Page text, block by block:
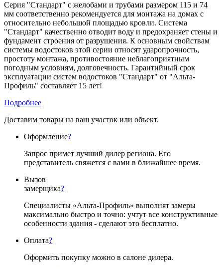
Серия "Стандарт" с желобами и трубами размером 115 и 74
мм соответственно рекомендуется для монтажа на домах с
относительно небольшой площадью кровли. Система
"Стандарт" качественно отводит воду и предохраняет стены и
фундамент строения от разрушения. К основным свойствам
системы водостоков этой серии относят ударопрочность,
простоту монтажа, противостояние неблагоприятным
погодным условиям, долговечность. Гарантийный срок
эксплуатации систем водостоков "Стандарт" от "Альта-
Профиль" составляет 15 лет!
Подробнее
Доставим товары на ваш участок или объект.
Оформление?
Запрос примет лучший дилер региона. Его
представитель свяжется с вами в ближайшее время.
Вызов
замерщика?
Специалисты «Альта-Профиль» выполнят замеры
максимально быстро и точно: учтут все конструктивные
особенности здания - сделают это бесплатно.
Оплата?
Оформить покупку можно в салоне дилера.